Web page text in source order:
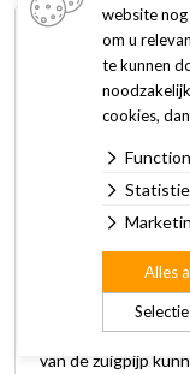
Omschrijving
De Tetra GC
eenvoudig te
een lengte van
De bodemreiniger
vissen of grind
past zich aan elke
zonder dat de
van de zuigpijp
website
om u
te kunnen
cookies,
Alles